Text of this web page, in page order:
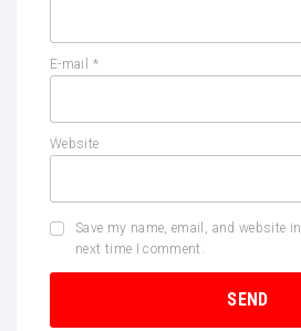
E-mail *
Website
Save my name, email, and website
next time I comment.